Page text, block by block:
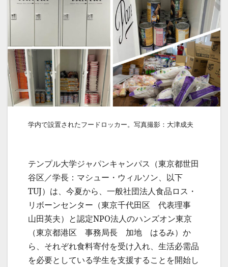
学内で設置されたフードロッカー。写真撮影：大津成夫
テンプル大学ジャパンキャンパス（東京都世田
谷区／学長：マシュー・ウィルソン、以下
TUJ）は、今夏から、一般社団法人食品ロス・
リボーンセンター（東京千代田区 代表理事
山田英夫）と認定NPO法人のハンズオン東京
（東京都港区 事務局長 加地 はるみ）か
ら、それぞれ食料寄付を受け入れ、生活必需品
を必要としている学生を支援することを開始し